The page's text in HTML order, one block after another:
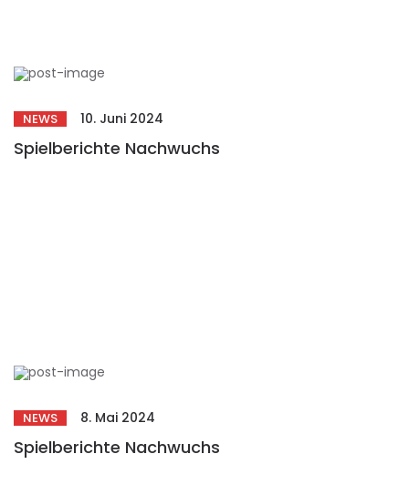
NEWS 10. Juni 2024
Spielberichte Nachwuchs
NEWS 8. Mai 2024
Spielberichte Nachwuchs